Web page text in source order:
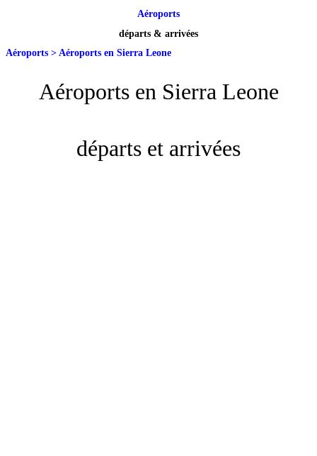
Aéroports
départs & arrivées
Aéroports > Aéroports en Sierra Leone
Aéroports en Sierra Leone
départs et arrivées